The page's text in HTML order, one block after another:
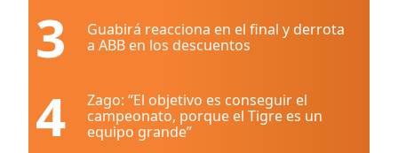
3
Guabirá reacciona en el final y derrota
a ABB en los descuentos
4
Zago: “El objetivo es conseguir el
campeonato, porque el Tigre es un
equipo grande”